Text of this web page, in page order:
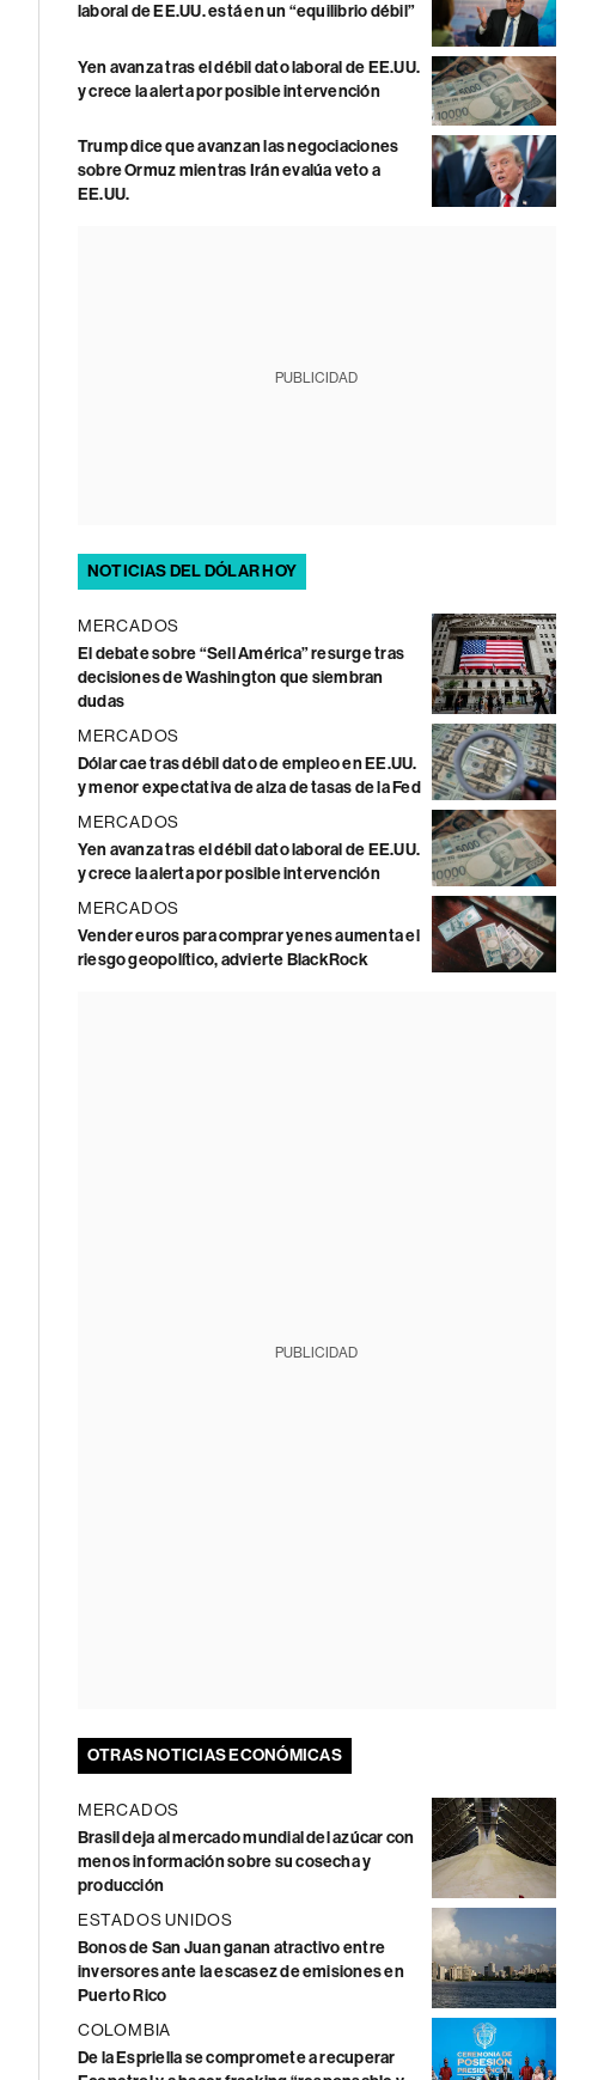
laboral de EE.UU. está en un “equilibrio débil”
Yen avanza tras el débil dato laboral de EE.UU.
y crece la alerta por posible intervención
Trump dice que avanzan las negociaciones
sobre Ormuz mientras Irán evalúa veto a
EE.UU.
PUBLICIDAD
NOTICIAS DEL DÓLAR HOY
MERCADOS
El debate sobre “Sell América” resurge tras
decisiones de Washington que siembran
dudas
MERCADOS
Dólar cae tras débil dato de empleo en EE.UU.
y menor expectativa de alza de tasas de la Fed
MERCADOS
Yen avanza tras el débil dato laboral de EE.UU.
y crece la alerta por posible intervención
MERCADOS
Vender euros para comprar yenes aumenta el
riesgo geopolítico, advierte BlackRock
PUBLICIDAD
OTRAS NOTICIAS ECONÓMICAS
MERCADOS
Brasil deja al mercado mundial del azúcar con
menos información sobre su cosecha y
producción
ESTADOS UNIDOS
Bonos de San Juan ganan atractivo entre
inversores ante la escasez de emisiones en
Puerto Rico
COLOMBIA
De la Espriella se compromete a recuperar